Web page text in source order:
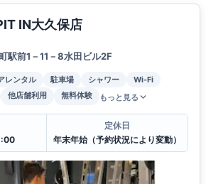
IN大久保店
駅前1－11－8水田ビル2F
レンタル 駐車場 シャワー
Wi-Fi
他店舗利用 無料体験 もっと見る
定休日
年末年始（予約状況により変動）